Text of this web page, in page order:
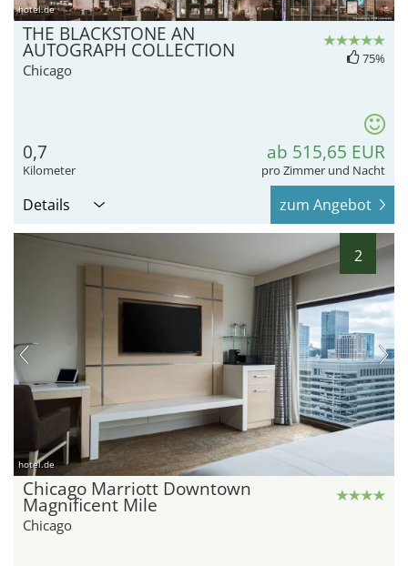
hotel.de
THE BLACKSTONE AN
AUTOGRAPH COLLECTION
Chicago
75%
0,7
Kilometer
ab 515,65 EUR
pro Zimmer und Nacht
Details zum Angebot
2
hotel.de
Chicago Marriott Downtown
Magnificent Mile
Chicago